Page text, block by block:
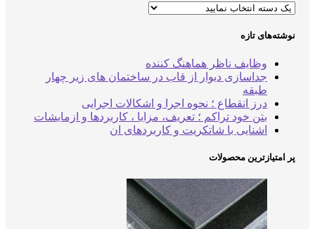
تازه
وظایف ناظر هماهنگ کننده
جداسازی دیوار از قاب در ساختمان های زیر چهار
درز انقطاع ؛ نحوه اجرا و اشکالات اجرایی
بتن خود تراکم ؛ تعریف، مزایا ، کاربردها و ازمایشات
اشنایی با شاتکریت و کاربردهای ان
محصولات